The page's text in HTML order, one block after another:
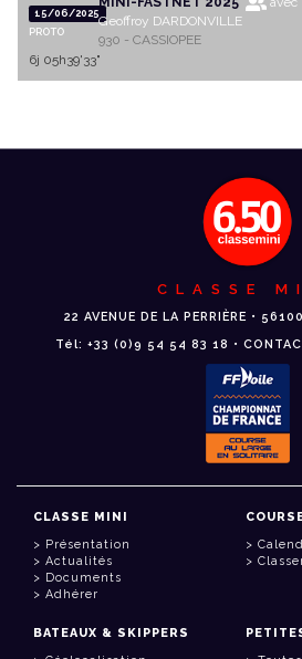
15/06/2025
PROTO
Geoffroy DARDONVILLE
930 - CASSIOPEE
6j 05h39'33"
CLASSE
22 AVENUE DE LA PERRIÈRE •
Tél: +33 (0)9 54 54 83 18 •
CLASSE MINI
Présentation
Actualités
Documents
Adhérer
BATEAUX & SKIPPERS